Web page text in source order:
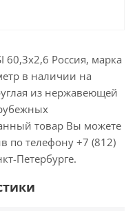
60,3х2,6 Россия, марка
в наличии на
из нержавеющей
товар Вы можете
по телефону +7 (812)
Петербурге.